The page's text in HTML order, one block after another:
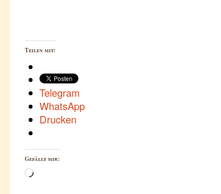
Teilen mit:
Telegram
WhatsApp
Drucken
Gefällt mir:
Wird